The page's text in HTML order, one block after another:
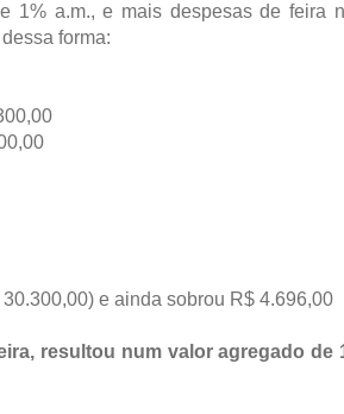
1% a.m., e mais despesas de feira
forma:
e ainda sobrou R$ 4.696,00
resultou num valor agregado de